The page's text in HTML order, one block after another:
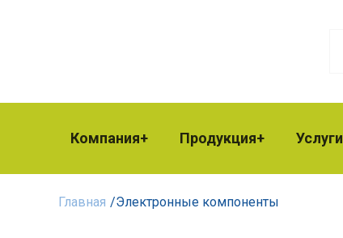
Компания Продукция Услуги
Главная /Электронные компоненты